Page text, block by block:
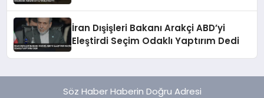
İran Dışişleri Bakanı Arakçi ABD’yi
Eleştirdi Seçim Odaklı Yaptırım Dedi
Söz Haber Haberin Doğru Adresi